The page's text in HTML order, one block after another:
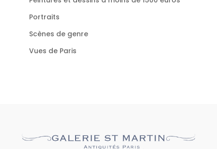
Portraits
Scènes de genre
Vues de Paris